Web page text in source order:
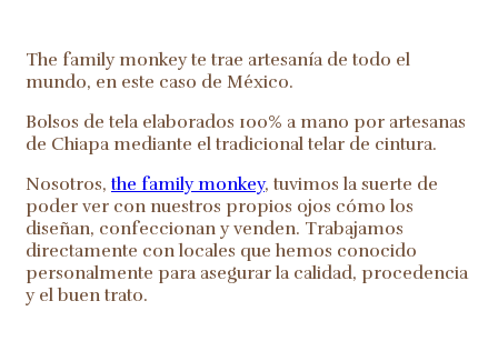
The family monkey te trae artesanía de todo el
mundo, en este caso de México.
Bolsos de tela elaborados 100% a mano por artesanas
de Chiapa mediante el tradicional telar de cintura.
Nosotros, the family monkey, tuvimos la suerte de
poder ver con nuestros propios ojos cómo los
diseñan, confeccionan y venden. Trabajamos
directamente con locales que hemos conocido
personalmente para asegurar la calidad, procedencia
y el buen trato.